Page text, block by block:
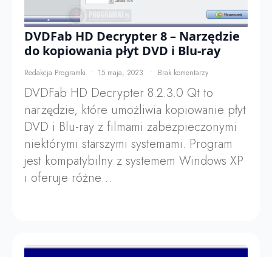
DVDFab HD Decrypter 8 – Narzędzie
do kopiowania płyt DVD i Blu-ray
Redakcja Programki 15 maja, 2023 Brak komentarzy
DVDFab HD Decrypter 8.2.3.0 Qt to
narzędzie, które umożliwia kopiowanie płyt
DVD i Blu-ray z filmami zabezpieczonymi
niektórymi starszymi systemami. Program
jest kompatybilny z systemem Windows XP
i oferuje różne…